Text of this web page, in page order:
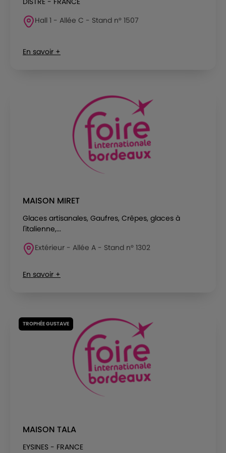
Hall 1 - Allée C - Stand n° 1507
En savoir +
MAISON MIRET
Glaces artisanales, Gaufres, Crêpes, glaces à
l'italienne,...
Extérieur - Allée A - Stand n° 1302
En savoir +
TROPHÉE GUSTAVE
MAISON TALA
EYSINES - FRANCE